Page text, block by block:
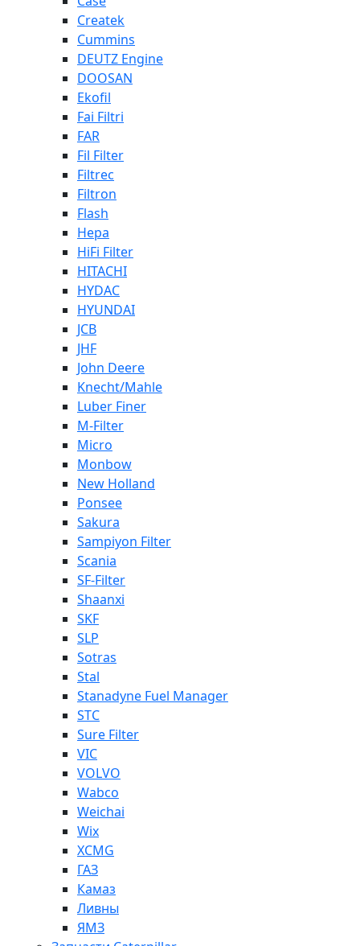
Createk
Cummins
DEUTZ Engine
DOOSAN
Ekofil
Fai Filtri
FAR
Fil Filter
Filtrec
Filtron
Flash
Hepa
HiFi Filter
HITACHI
HYDAC
HYUNDAI
JCB
JHF
John Deere
Knecht/Mahle
Luber Finer
M-Filter
Micro
Monbow
New Holland
Ponsee
Sakura
Sampiyon Filter
Scania
SF-Filter
Shaanxi
SKF
SLP
Sotras
Stal
Stanadyne Fuel Manager
STC
Sure Filter
VIC
VOLVO
Wabco
Weichai
Wix
XCMG
ГАЗ
Камаз
Ливны
ЯМЗ